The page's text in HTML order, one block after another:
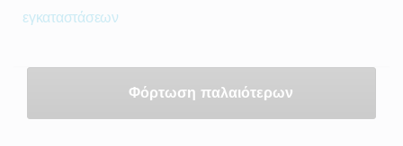
εγκαταστάσεων
Φόρτωση παλαιότερων